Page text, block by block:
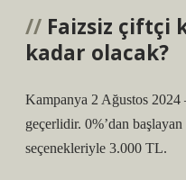
Faizsiz çiftçi
kadar olacak?
Kampanya 2 Ağustos 2024
geçerlidir. 0%’dan
seçenekleriyle 3.000 TL.